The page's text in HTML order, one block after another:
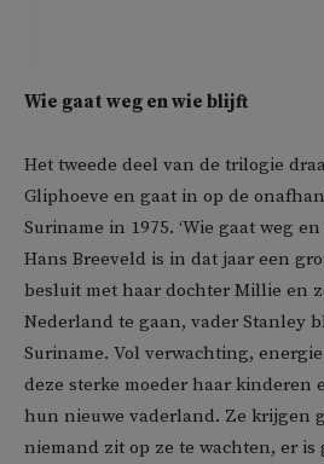
Wie gaat weg en wie blijft
Het tweede deel van de trilogie
Gliphoeve en gaat in op de
Suriname in 1975. ‘Wie gaat weg
Hans Breeveld is in dat jaar een
besluit met haar dochter Millie en
Nederland te gaan, vader Stanley
Suriname. Vol verwachting,
deze sterke moeder haar kinderen
hun nieuwe vaderland. Ze krijgen
niemand zit op ze te wachten, er is